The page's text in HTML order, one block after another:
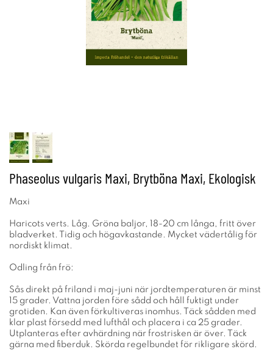
Phaseolus vulgaris Maxi, Brytböna Maxi, Ekologisk
Maxi
Haricots verts. Låg. Gröna baljor, 18-20 cm långa, fritt över
bladverket. Tidig och högavkastande. Mycket vädertålig för
nordiskt klimat.
Odling från frö:
Sås direkt på friland i maj-juni när jordtemperaturen är minst
15 grader. Vattna jorden före sådd och håll fuktigt under
grotiden. Kan även förkultiveras inomhus. Täck sådden med
klar plast försedd med lufthål och placera i ca 25 grader.
Utplanteras efter avhärdning när frostrisken är över. Täck
gärna med fiberduk. Skörda regelbundet för rikligare skörd.